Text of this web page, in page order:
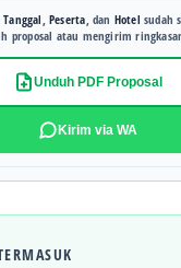
Tanggal ,Peserta , dan Hotel sudah
proposal atau mengirim
Unduh PDF Proposal
Kirim via WA